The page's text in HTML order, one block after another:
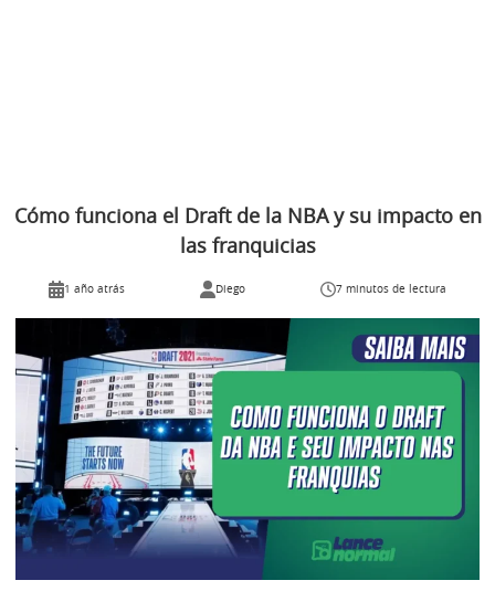
Cómo funciona el Draft de la NBA y su impacto en
las franquicias
1 año atrás Diego 7 minutos de lectura